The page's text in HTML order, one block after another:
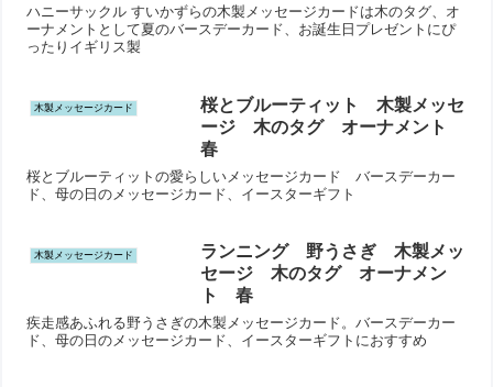
ハニーサックル すいかずらの木製メッセージカードは木のタグ、オ
ーナメントとして夏のバースデーカード、お誕生日プレゼントにぴ
ったりイギリス製
木製メッセージカード
桜とブルーティット 木製メッセ
ージ 木のタグ オーナメント
春
桜とブルーティットの愛らしいメッセージカード バースデーカー
ド、母の日のメッセージカード、イースターギフト
木製メッセージカード
ランニング 野うさぎ 木製メッ
セージ 木のタグ オーナメン
ト 春
疾走感あふれる野うさぎの木製メッセージカード。バースデーカー
ド、母の日のメッセージカード、イースターギフトにおすすめ